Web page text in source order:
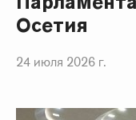
Осетия
24 июля 2026 г.